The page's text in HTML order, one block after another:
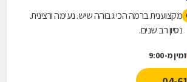
מקצוענית ברמה הכי גבוהה שיש. נעימה ורצינית.
נסיון רב שנים.
זמין מ-9:00